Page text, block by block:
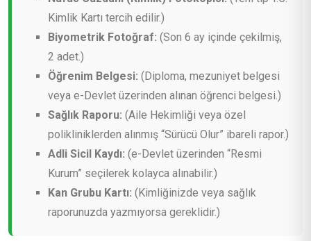
Kimlik Kartı tercih edilir.)
Biyometrik Fotoğraf: (Son 6 ay içinde çekilmiş,
2 adet.)
Öğrenim Belgesi: (Diploma, mezuniyet belgesi
veya e-Devlet üzerinden alınan öğrenci belgesi.)
Sağlık Raporu: (Aile Hekimliği veya özel
polikliniklerden alınmış “Sürücü Olur” ibareli rapor.)
Adli Sicil Kaydı: (e-Devlet üzerinden “Resmi
Kurum” seçilerek kolayca alınabilir.)
Kan Grubu Kartı: (Kimliğinizde veya sağlık
raporunuzda yazmıyorsa gereklidir.)